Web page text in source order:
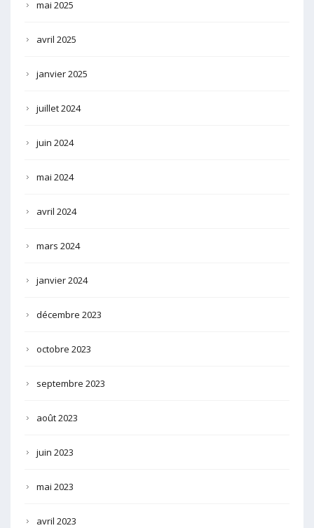
mai 2025
avril 2025
janvier 2025
juillet 2024
juin 2024
mai 2024
avril 2024
mars 2024
janvier 2024
décembre 2023
octobre 2023
septembre 2023
août 2023
juin 2023
mai 2023
avril 2023